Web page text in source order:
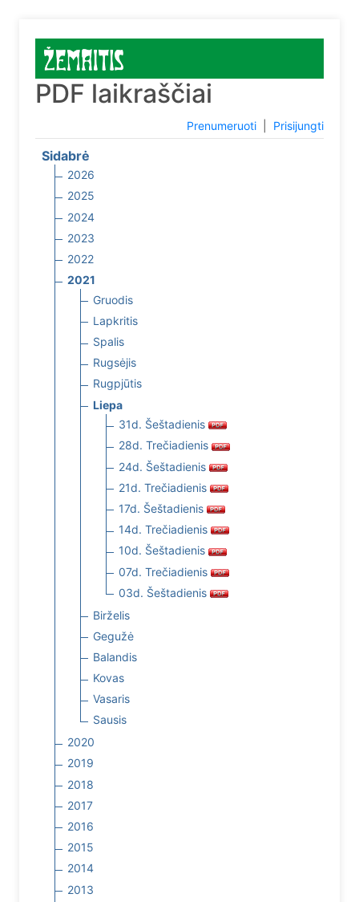
PDF laikraščiai
Prenumeruoti Prisijungti
Sidabrė
2026
2025
2024
2023
2022
2021
Gruodis
Lapkritis
Spalis
Rugsėjis
Rugpjūtis
Liepa
31d. Šeštadienis
28d. Trečiadienis
24d. Šeštadienis
21d. Trečiadienis
17d. Šeštadienis
14d. Trečiadienis
10d. Šeštadienis
07d. Trečiadienis
03d. Šeštadienis
Birželis
Gegužė
Balandis
Kovas
Vasaris
Sausis
2020
2019
2018
2017
2016
2015
2014
2013